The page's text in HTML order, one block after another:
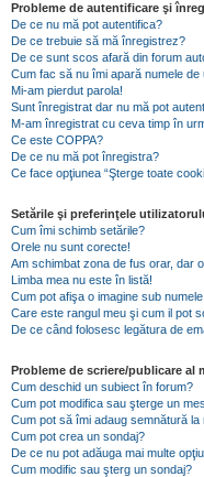
Probleme de autentificare şi
De ce nu mă pot autentifica?
De ce trebuie să mă înregistrez?
De ce sunt scos afară din forum
Cum fac să nu îmi apară numele
Mi-am pierdut parola!
Sunt înregistrat dar nu mă pot
M-am înregistrat cu ceva timp în
Ce este COPPA?
De ce nu mă pot înregistra?
Ce face opţiunea “Şterge toate
Setările şi preferinţele
Cum îmi schimb setările?
Orele nu sunt corecte!
Am schimbat zona de fus orar, dar
Limba mea nu este în listă!
Cum pot afişa o imagine sub
Care este rangul meu şi cum il pot
De ce când folosesc legătura de
Probleme de scriere/publicare al
Cum deschid un subiect în forum?
Cum pot modifica sau şterge un
Cum pot să îmi adaug semnătură la
Cum pot crea un sondaj?
De ce nu pot adăuga mai multe
Cum modific sau şterg un sondaj?